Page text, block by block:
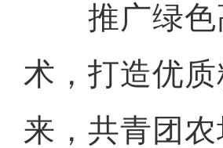
推广绿色
术，打造优
来，共青团